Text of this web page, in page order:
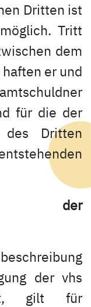
Dritten ist
Tritt
dem
er und
für die der
Dritten
der
der vhs
gilt für